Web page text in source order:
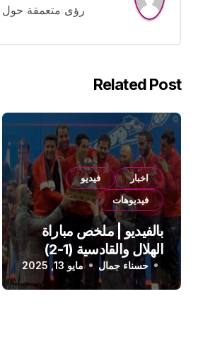
رؤى متعمقة حول
Related Post
اخبار
فيديو
فيديوهات
بالفيديو | ملخص مباراة
الهلال والقادسية (1-2)
الدوري السعودي
حسناء جمال مايو 13, 2025